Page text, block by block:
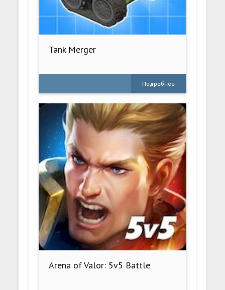
Tank Merger
Подробнее
Arena of Valor: 5v5 Battle